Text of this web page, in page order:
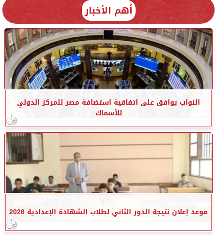
أهم الأخبار
النواب يوافق على اتفاقية استضافة مصر للمركز الدولي
للأسماك
موعد إعلان نتيجة الدور الثاني لطلاب الشهادة الإعدادية 2026